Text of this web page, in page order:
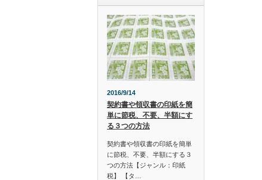
2016/9/14
契約書や領収書の印紙を簡
単に節税、不要、半額にす
る３つの方法
契約書や領収書の印紙を簡単
に節税、不要、半額にする３
つの方法【ジャンル：印紙
税】 【タ…